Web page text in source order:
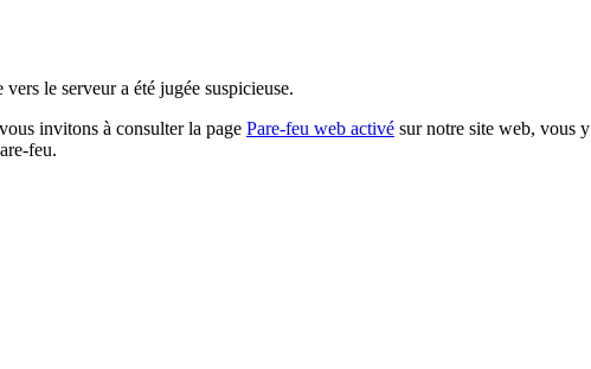
le serveur a été jugée suspicieuse.
invitons à consulter la page Pare-feu web activé sur notre site web, vous
feu.